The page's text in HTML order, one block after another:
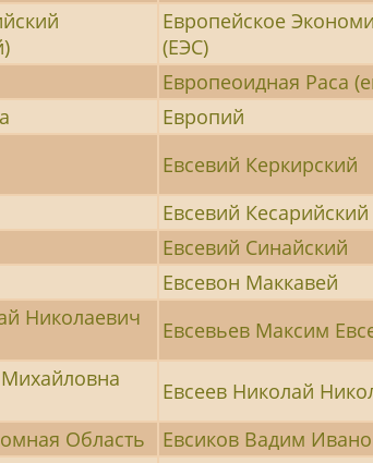
Европейское
(ЕЭС)
Европеоидная Раса
Европий
Евсевий Керкирский
Евсевий
Евсевий Синайский
Евсевон Маккавей
Николаевич
Евсевьев Максим
Евсеев Николай
Область
Евсиков Вадим